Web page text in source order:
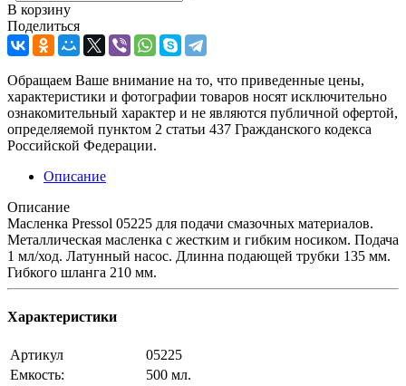
В корзину
Поделиться
Обращаем Ваше внимание на то, что приведенные цены,
характеристики и фотографии товаров носят исключительно
ознакомительный характер и не являются публичной офертой,
определяемой пунктом 2 статьи 437 Гражданского кодекса
Российской Федерации.
Описание
Описание
Масленка Pressol 05225 для подачи смазочных материалов.
Металлическая масленка с жестким и гибким носиком. Подача
1 мл/ход. Латунный насос. Длинна подающей трубки 135 мм.
Гибкого шланга 210 мм.
Характеристики
Артикул
05225
Емкость:
500 мл.